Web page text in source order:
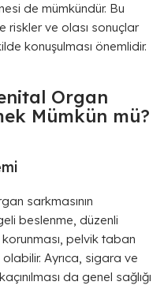
de mümkündür. Bu
riskler ve olası sonuçlar
konuşulması önemlidir.
Organ
Mümkün mü?
sarkmasının
beslenme, düzenli
korunması, pelvik taban
olabilir. Ayrıca, sigara ve
da genel sağlığı